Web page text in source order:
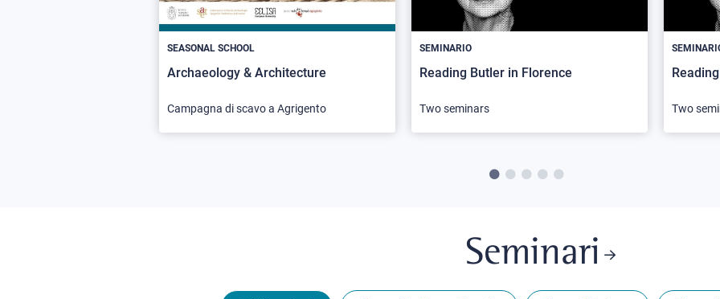
SEASONAL SCHOOL
Archaeology & Architecture
Campagna di scavo a Agrigento
SEMINARIO
Reading Butler in Florence
Two seminars Two
Seminari